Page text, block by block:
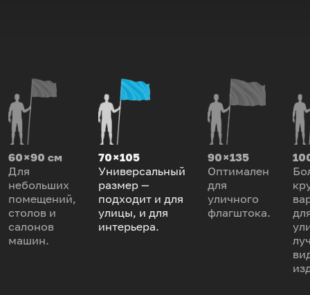
60 × 90 см
Для
небольших
помещений,
столов и
салонов
машин.
70 × 105
Универсальный
размер —
подходит и для
улицы, и для
интерьера.
90 × 135
Оптимален
для
уличного
флагштока.